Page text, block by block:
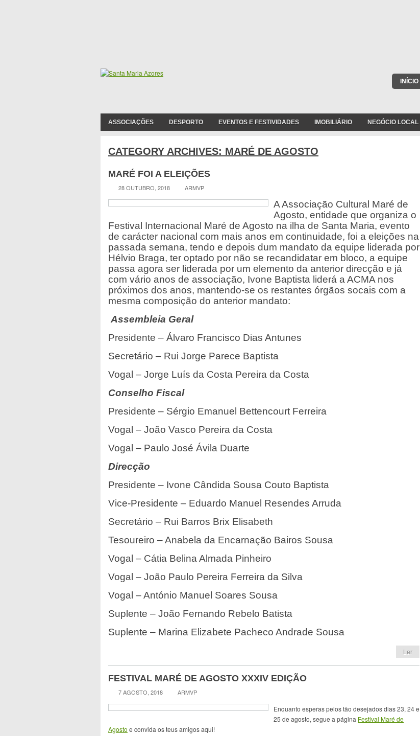
INÍCIO
ASSOCIAÇÕES DESPORTO EVENTOS E FESTIVIDADES IMOBILIÁRIO NEGÓCIO LOCAL
CATEGORY ARCHIVES: MARÉ DE AGOSTO
MARÉ FOI A ELEIÇÕES
28 OUTUBRO, 2018 ARMVP
A Associação Cultural Maré de
Agosto, entidade que organiza o
Festival Internacional Maré de Agosto na ilha de Santa Maria, evento
de carácter nacional com mais anos em continuidade, foi a eleições na
passada semana, tendo e depois dum mandato da equipe liderada por
Hélvio Braga, ter optado por não se recandidatar em bloco, a equipe
passa agora ser liderada por um elemento da anterior direcção e já
com vário anos de associação, Ivone Baptista liderá a ACMA nos
próximos dos anos, mantendo-se os restantes órgãos socais com a
mesma composição do anterior mandato:
Assembleia Geral
Presidente – Álvaro Francisco Dias Antunes
Secretário – Rui Jorge Parece Baptista
Vogal – Jorge Luís da Costa Pereira da Costa
Conselho Fiscal
Presidente – Sérgio Emanuel Bettencourt Ferreira
Vogal – João Vasco Pereira da Costa
Vogal – Paulo José Ávila Duarte
Direcção
Presidente – Ivone Cândida Sousa Couto Baptista
Vice-Presidente – Eduardo Manuel Resendes Arruda
Secretário – Rui Barros Brix Elisabeth
Tesoureiro – Anabela da Encarnação Bairos Sousa
Vogal – Cátia Belina Almada Pinheiro
Vogal – João Paulo Pereira Ferreira da Silva
Vogal – António Manuel Soares Sousa
Suplente – João Fernando Rebelo Batista
Suplente – Marina Elizabete Pacheco Andrade Sousa
Ler
FESTIVAL MARÉ DE AGOSTO XXXIV EDIÇÃO
7 AGOSTO, 2018 ARMVP
Enquanto esperas pelos tão desejados dias 23, 24 e
25 de agosto, segue a página Festival Maré de
Agosto e convida os teus amigos aqui!